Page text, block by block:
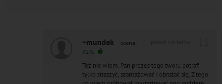
~mundek
ocena:
92%
Też nie wiem. Pan prezes tego tworu potrafi
tylko straszyć, szantażować i obrażać się. Z tego